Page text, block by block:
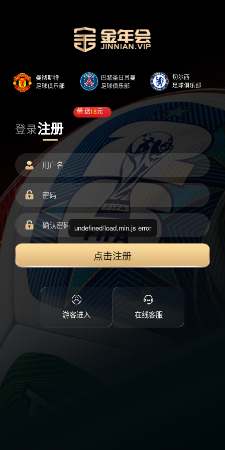
登录注册
送18元
点击注册
游客进入 在线客服
undefined/load.min.js error